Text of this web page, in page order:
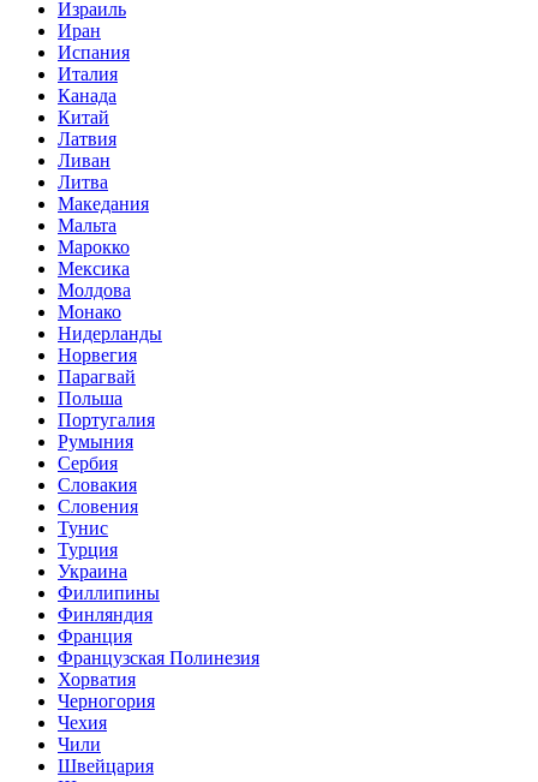
Израиль
Иран
Испания
Италия
Канада
Китай
Латвия
Ливан
Литва
Македания
Мальта
Марокко
Мексика
Молдова
Монако
Нидерланды
Норвегия
Парагвай
Польша
Португалия
Румыния
Сербия
Словакия
Словения
Тунис
Турция
Украина
Филлипины
Финляндия
Франция
Французская Полинезия
Хорватия
Черногория
Чехия
Чили
Швейцария